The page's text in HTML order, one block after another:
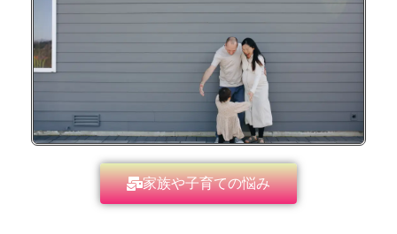
家族や子育ての悩み